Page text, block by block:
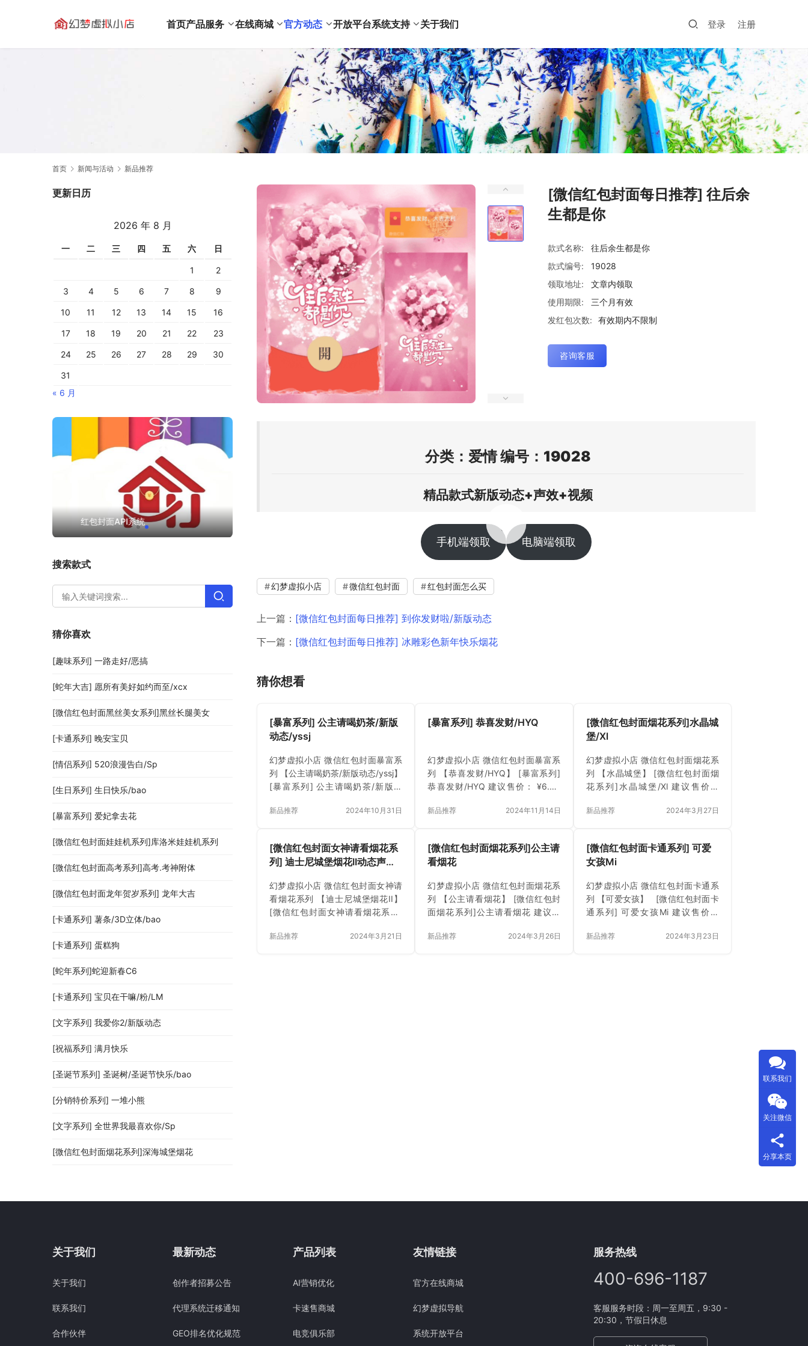
首页产品服务 在线商城 官方动态 开放平台系统支持 关于我们 登录 注册
首页 新闻与活动 新品推荐
[微信红包封面每日推荐] 往后余
生都是你
款式名称:
往后余生都是你
款式编号:
19028
领取地址:
文章内领取
使用期限:
三个月有效
发红包次数:
有效期内不限制
咨询客服
分类：爱情 编号：19028
精品款式新版动态+声效+视频
手机端领取 电脑端领取
幻梦虚拟小店 微信红包封面 红包封面怎么买
上一篇： [微信红包封面每日推荐] 到你发财啦/新版动态
下一篇： [微信红包封面每日推荐] 冰雕彩色新年快乐烟花
猜你想看
[暴富系列] 公主请喝奶茶/新版
动态/yssj
幻梦虚拟小店 微信红包封面暴富系
列 【公主请喝奶茶/新版动态/yssj】
[暴富系列] 公主请喝奶茶/新版动
2024年10月31日 立即下载 已付
新品推荐 2024年10月31日
[暴富系列] 恭喜发财/HYQ
幻梦虚拟小店 微信红包封面暴富系
列 【恭喜发财/HYQ】 [暴富系列]
恭喜发财/HYQ 建议售价： ¥6.00
载 已付费？登录 或 刷新
新品推荐 2024年11月14日
[微信红包封面烟花系列]水晶城
堡/Xl
幻梦虚拟小店 微信红包封面烟花系
列 【水晶城堡】 [微信红包封面烟
花系列]水晶城堡/Xl 建议售价：
立即购买 已付费？登录 或 刷新
新品推荐 2024年3月27日
[微信红包封面女神请看烟花系
列] 迪士尼城堡烟花II动态声效
幻梦虚拟小店 微信红包封面女神请
看烟花系列 【迪士尼城堡烟花II】
[微信红包封面女神请看烟花系列]
售价： ¥6.00 上架时间 2024年3月
新品推荐 2024年3月21日
[微信红包封面烟花系列]公主请
看烟花
幻梦虚拟小店 微信红包封面烟花系
列 【公主请看烟花】 [微信红包封
面烟花系列]公主请看烟花 建议售
26日 立即购买 已付费？登录 或 刷
新品推荐 2024年3月26日
[微信红包封面卡通系列] 可爱
女孩Mi
幻梦虚拟小店 微信红包封面卡通系
列 【可爱女孩】 [微信红包封面卡
通系列] 可爱女孩Mi 建议售价：
立即下载 已付费？登录 或 刷新
新品推荐 2024年3月23日
更新日历
2026 年 8 月
一 二 三 四 五 六 日
1 2
3 4 5 6 7 8 9
10 11 12 13 14 15 16
17 18 19 20 21 22 23
24 25 26 27 28 29 30
31
« 6 月
红包封面API系统
搜索款式
猜你喜欢
[趣味系列] 一路走好/恶搞
[蛇年大吉] 愿所有美好如约而至/xcx
[微信红包封面黑丝美女系列]黑丝长腿美女
[卡通系列] 晚安宝贝
[情侣系列] 520浪漫告白/Sp
[生日系列] 生日快乐/bao
[暴富系列] 爱妃拿去花
[微信红包封面娃娃机系列]库洛米娃娃机系列
[微信红包封面高考系列]高考.考神附体
[微信红包封面龙年贺岁系列] 龙年大吉
[卡通系列] 薯条/3D立体/bao
[卡通系列] 蛋糕狗
[蛇年系列]蛇迎新春C6
[卡通系列] 宝贝在干嘛/粉/LM
[文字系列] 我爱你2/新版动态
[祝福系列] 满月快乐
[圣诞节系列] 圣诞树/圣诞节快乐/bao
[分销特价系列] 一堆小熊
[文字系列] 全世界我最喜欢你/Sp
[微信红包封面烟花系列]深海城堡烟花
关于我们
关于我们
联系我们
合作伙伴
最新动态
创作者招募公告
代理系统迁移通知
GEO排名优化规范
产品列表
AI营销优化
卡速售商城
电竞俱乐部
友情链接
官方在线商城
幻梦虚拟导航
系统开放平台
服务热线
400-696-1187
客服服务时段：周一至周五，9:30 -
20:30，节假日休息
联系我们
关注微信
分享本页